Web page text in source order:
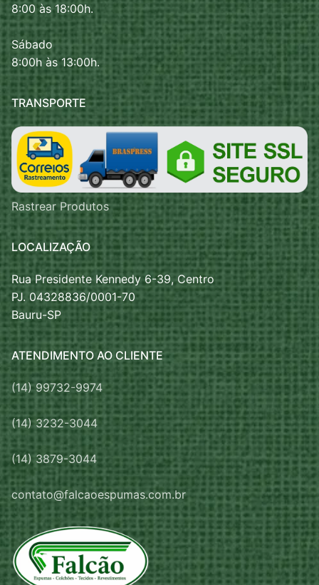
8:00 às 18:00h.
Sábado
8:00h às 13:00h.
TRANSPORTE
Rastrear Produtos
LOCALIZAÇÃO
Rua Presidente Kennedy 6-39, Centro
PJ. 04328836/0001-70
Bauru-SP
ATENDIMENTO AO CLIENTE
(14) 99732-9974
(14) 3232-3044
(14) 3879-3044
contato@falcaoespumas.com.br